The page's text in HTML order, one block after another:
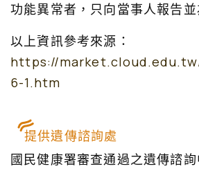
功能異常者，只向當事人報告並
以上資訊參考來源：
https://
6-1.htm
提供遺傳諮詢處
國民健康署審查通過之遺傳諮